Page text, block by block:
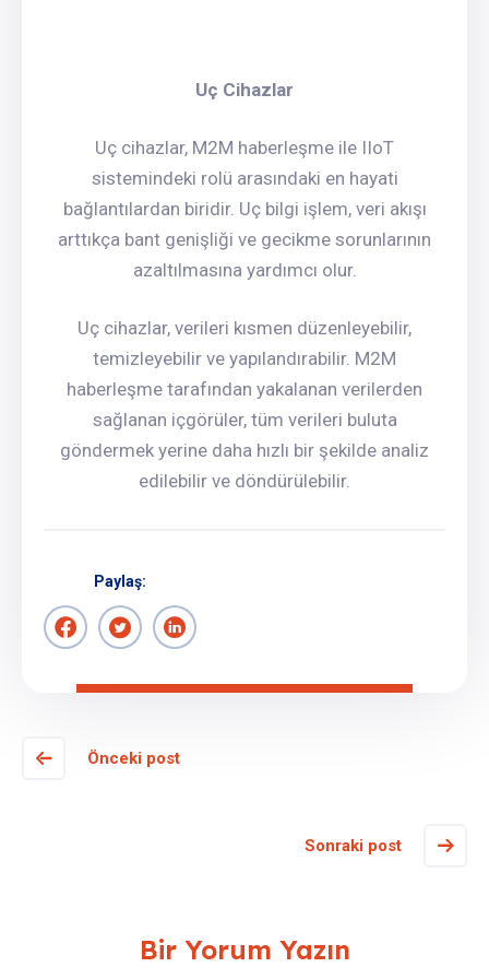
Uç Cihazlar
Uç cihazlar, M2M haberleşme ile IIoT
sistemindeki rolü arasındaki en hayati
bağlantılardan biridir. Uç bilgi işlem, veri akışı
arttıkça bant genişliği ve gecikme sorunlarının
azaltılmasına yardımcı olur.
Uç cihazlar, verileri kısmen düzenleyebilir,
temizleyebilir ve yapılandırabilir. M2M
haberleşme tarafından yakalanan verilerden
sağlanan içgörüler, tüm verileri buluta
göndermek yerine daha hızlı bir şekilde analiz
edilebilir ve döndürülebilir.
Paylaş:
Önceki post
Sonraki post
Bir Yorum Yazın